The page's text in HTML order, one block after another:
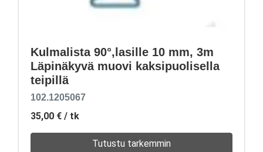
Kulmalista 90°,lasille 10 mm, 3m
Läpinäkyvä muovi kaksipuolisella
teipillä
102.1205067
35,00 € / tk
Tutustu tarkemmin